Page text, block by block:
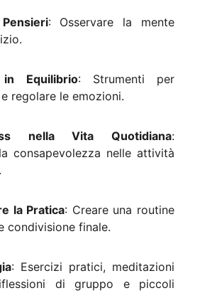
: Osservare la mente
in Equilibrio: Strumenti per
regolare le emozioni.
nella Vita Quotidiana:
consapevolezza nelle attività
la Pratica: Creare una routine
condivisione finale.
: Esercizi pratici, meditazioni
di gruppo e piccoli